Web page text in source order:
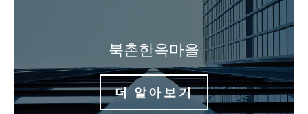
북촌한옥마을
더 알아보기